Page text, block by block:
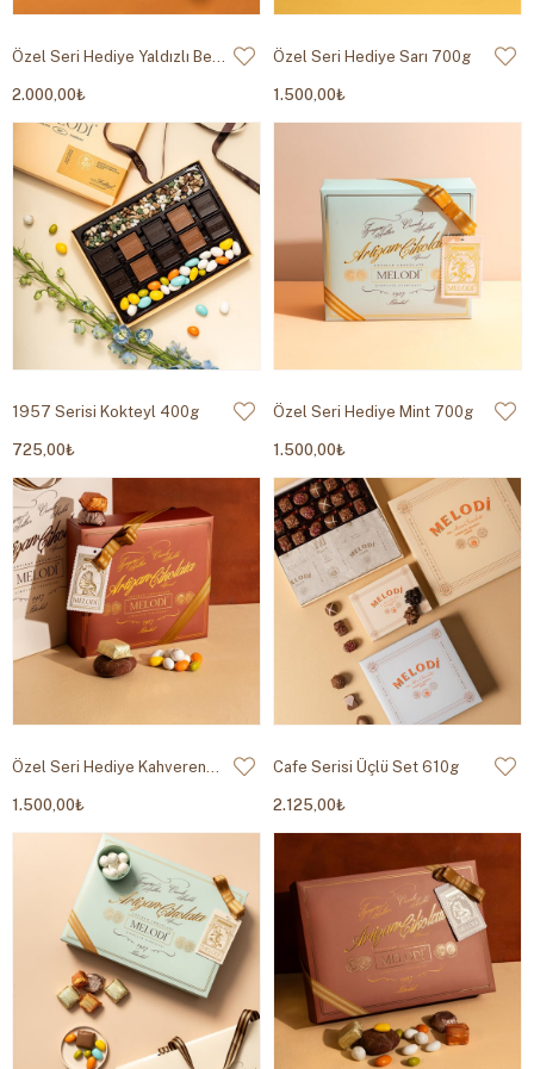
Özel Seri Hediye Yaldızlı Beyaz 800g
2.000,00₺
Özel Seri Hediye Sarı 700g
1.500,00₺
1957 Serisi Kokteyl 400g
725,00₺
Özel Seri Hediye Mint 700g
1.500,00₺
Özel Seri Hediye Kahverengi 700g
1.500,00₺
Cafe Serisi Üçlü Set 610g
2.125,00₺